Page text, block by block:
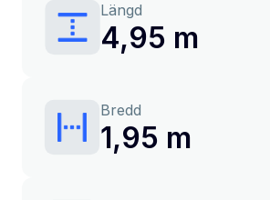
Längd
4,95 m
Bredd
1,95 m